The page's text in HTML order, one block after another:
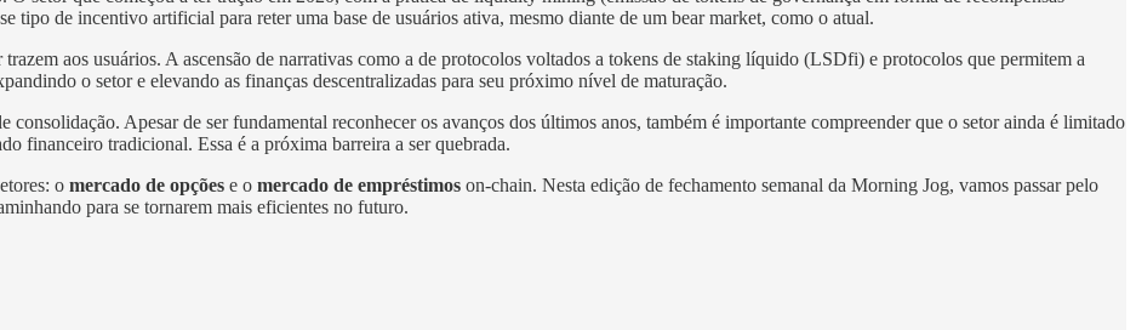
tipo de incentivo artificial para reter uma base de usuários ativa, mesmo diante de um bear market, como o atual.
aos usuários. A ascensão de narrativas como a de protocolos voltados a tokens de staking líquido (LSDfi) e protocolos que permitem a
o setor e elevando as finanças descentralizadas para seu próximo nível de maturação.
consolidação. Apesar de ser fundamental reconhecer os avanços dos últimos anos, também é importante compreender que o setor ainda é limitado
financeiro tradicional. Essa é a próxima barreira a ser quebrada.
o mercado de opções e o mercado de empréstimos on-chain. Nesta edição de fechamento semanal da Morning Jog, vamos passar pelo
para se tornarem mais eficientes no futuro.